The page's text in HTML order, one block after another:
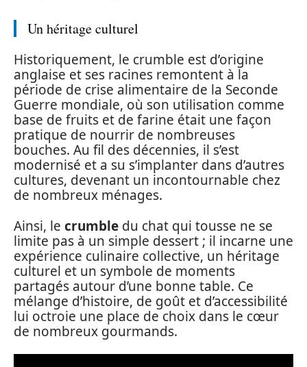
Un héritage culturel
Historiquement, le crumble est d’origine
anglaise et ses racines remontent à la
période de crise alimentaire de la Seconde
Guerre mondiale, où son utilisation comme
base de fruits et de farine était une façon
pratique de nourrir de nombreuses
bouches. Au fil des décennies, il s’est
modernisé et a su s’implanter dans d’autres
cultures, devenant un incontournable chez
de nombreux ménages.
Ainsi, le crumble du chat qui tousse ne se
limite pas à un simple dessert ; il incarne une
expérience culinaire collective, un héritage
culturel et un symbole de moments
partagés autour d’une bonne table. Ce
mélange d’histoire, de goût et d’accessibilité
lui octroie une place de choix dans le cœur
de nombreux gourmands.